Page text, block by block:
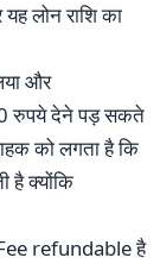
लोन राशि का
और
रुपये देने पड़ सकते
को लगता है कि
है क्योंकि
refundable है